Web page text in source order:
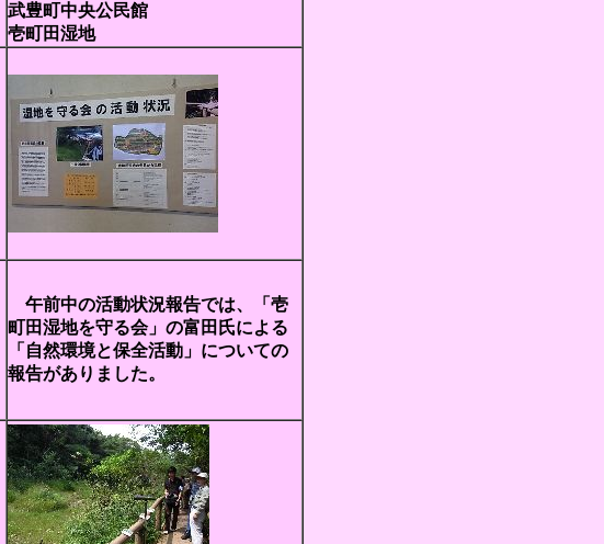
武豊町中央公民館
壱町田湿地
午前中の活動状況報告では、「壱
町田湿地を守る会」の富田氏による
「自然環境と保全活動」についての
報告がありました。